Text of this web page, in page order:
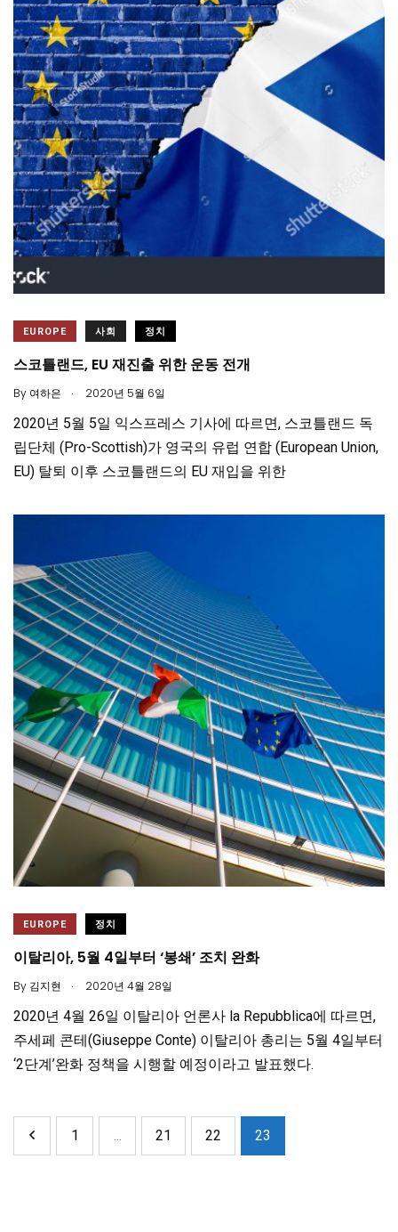
EUROPE 사회 정치
스코틀랜드, EU 재진출 위한 운동 전개
By 여하은 . 2020년 5월 6일
2020년 5월 5일 익스프레스 기사에 따르면, 스코틀랜드 독
립단체 (Pro-Scottish)가 영국의 유럽 연합 (European Union,
EU) 탈퇴 이후 스코틀랜드의 EU 재입을 위한
EUROPE 정치
이탈리아, 5월 4일부터 ‘봉쇄’ 조치 완화
By 김지현 . 2020년 4월 28일
2020년 4월 26일 이탈리아 언론사 la Repubblica에 따르면,
주세페 콘테(Giuseppe Conte) 이탈리아 총리는 5월 4일부터
‘2단계’완화 정책을 시행할 예정이라고 발표했다.
1 ... 21 22 23